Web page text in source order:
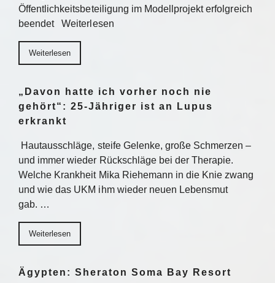
Öffentlichkeitsbeteiligung im Modellprojekt erfolgreich
beendet Weiterlesen
Weiterlesen
„Davon hatte ich vorher noch nie
gehört“: 25-Jähriger ist an Lupus
erkrankt
Hautausschläge, steife Gelenke, große Schmerzen –
und immer wieder Rückschläge bei der Therapie.
Welche Krankheit Mika Riehemann in die Knie zwang
und wie das UKM ihm wieder neuen Lebensmut
gab. …
Weiterlesen
Ägypten: Sheraton Soma Bay Resort